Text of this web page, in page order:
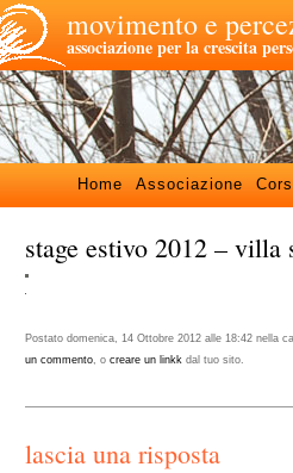
movimento e
associazione per la crescita
Home Associazione
stage estivo 2012 – villa
Postato domenica, 14 Ottobre 2012 alle 18:42 nella
un commento, o creare un linkk dal tuo sito.
lascia una risposta